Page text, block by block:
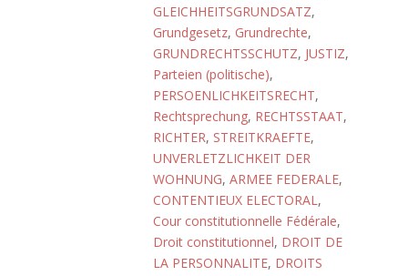
GLEICHHEITSGRUNDSATZ,
Grundgesetz, Grundrechte,
GRUNDRECHTSSCHUTZ, JUSTIZ,
Parteien (politische),
PERSOENLICHKEITSRECHT,
Rechtsprechung, RECHTSSTAAT,
RICHTER, STREITKRAEFTE,
UNVERLETZLICHKEIT DER
WOHNUNG, ARMEE FEDERALE,
CONTENTIEUX ELECTORAL,
Cour constitutionnelle Fédérale,
Droit constitutionnel, DROIT DE
LA PERSONNALITE, DROITS